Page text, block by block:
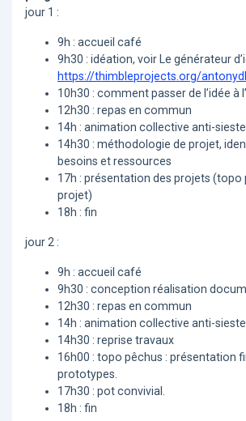
jour 1 :
9h : accueil café
9h30 : idéation, voir Le générateur
https://thimbleprojects.org/
10h30 : comment passer de l’idée à
12h30 : repas en commun
14h : animation collective anti-sieste
14h30 : méthodologie de projet,
besoins et ressources
17h : présentation des projets (topo
projet)
18h : fin
jour 2 :
9h : accueil café
9h30 : conception réalisation
12h30 : repas en commun
14h : animation collective anti-sieste
14h30 : reprise travaux
16h00 : topo pêchus : présentation
prototypes.
17h30 : pot convivial.
18h : fin